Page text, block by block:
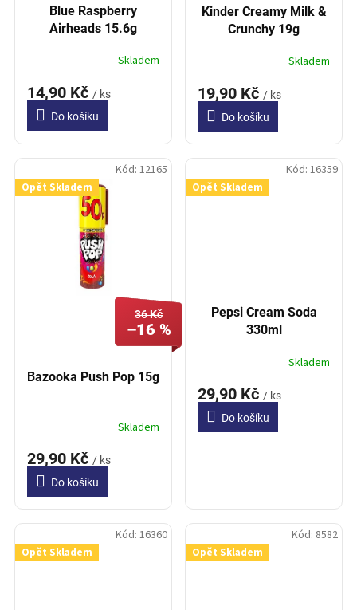
Blue Raspberry
Airheads 15.6g
Skladem
14,90 Kč / ks
Do košíku
Kinder Creamy Milk &
Crunchy 19g
Skladem
19,90 Kč / ks
Do košíku
Opět Skladem
36 Kč
–16 %
Bazooka Push Pop 15g
Skladem
29,90 Kč / ks
Do košíku
Kód: 12165
Opět Skladem
Pepsi Cream Soda
330ml
Skladem
29,90 Kč / ks
Do košíku
Kód: 16359
Opět Skladem
Kód: 16360
Opět Skladem
Kód: 8582